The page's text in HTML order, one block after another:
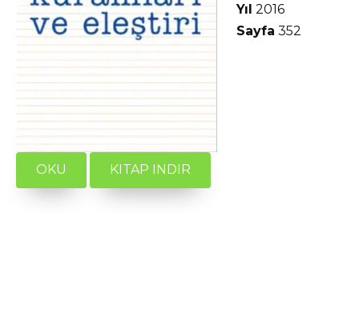
Yıl 2016
Sayfa 352
OKU KITAP INDIR